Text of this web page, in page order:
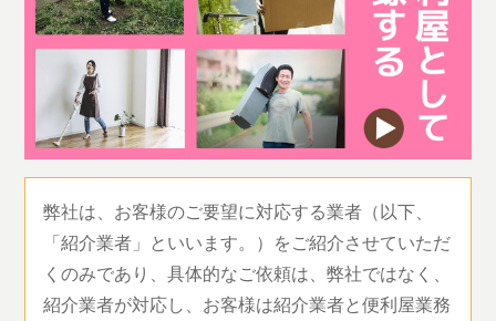
弊社は、お客様のご要望に対応する業者（以下、
「紹介業者」といいます。）をご紹介させていただ
くのみであり、具体的なご依頼は、弊社ではなく、
紹介業者が対応し、お客様は紹介業者と便利屋業務